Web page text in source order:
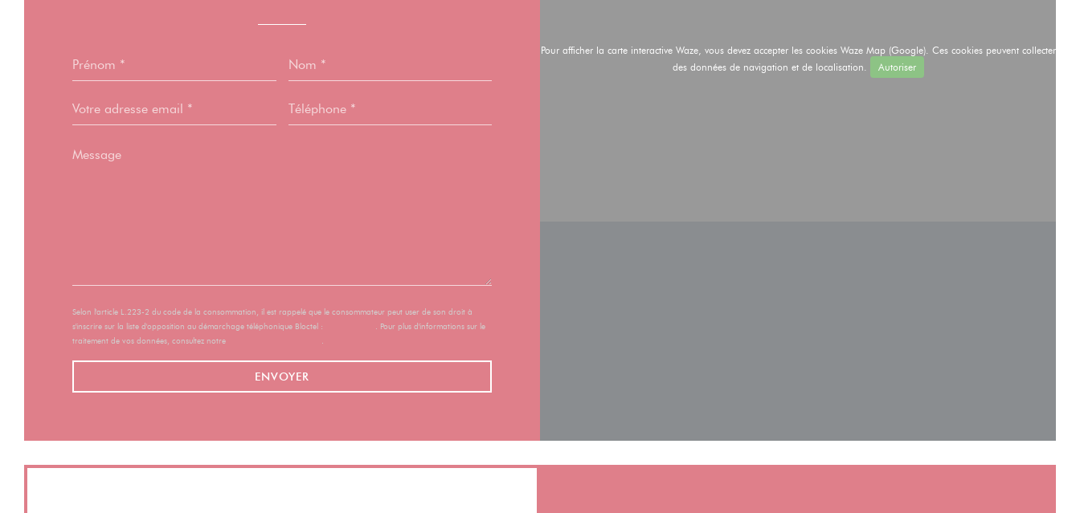
Selon l'article L.223-2 du code de la consommation, il est rappelé que le consommateur peut user de son droit à
s'inscrire sur la liste d'opposition au démarchage téléphonique Bloctel :
. Pour plus d'informations sur le
traitement de vos données, consultez notre
.
Pour afficher la carte interactive Waze, vous devez accepter les cookies Waze Map (Google). Ces cookies peuvent collecter
des données de navigation et de localisation.
Autoriser